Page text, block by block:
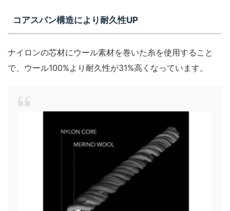
コアスパン構造により耐久性UP
ナイロンの芯材にウール素材を巻いた糸を使用すること
で、ウール100%より耐久性が31%高くなっています。